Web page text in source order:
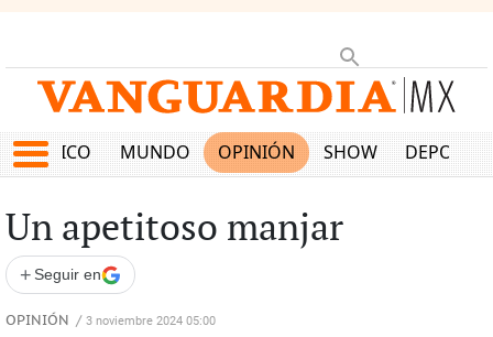
MÉXICO MUNDO OPINIÓN SHOW
Un apetitoso manjar
+ Seguir en
OPINIÓN / 3 noviembre 2024 05:00